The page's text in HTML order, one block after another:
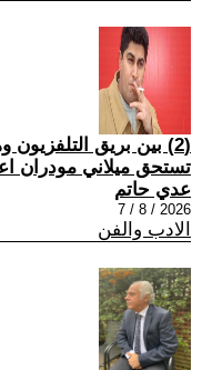
(2) بين بريق التلفزيون
تستحق ميلاني مودران
عدي حاتم
2026 / 8 / 7
الادب والفن